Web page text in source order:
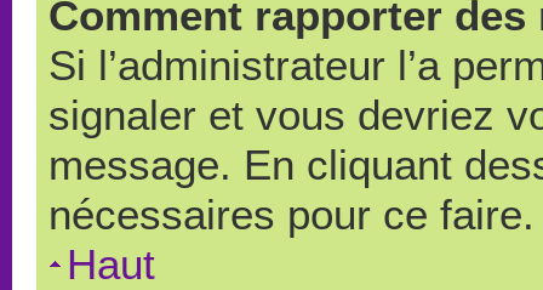
Comment rapporter
Si l’administrateur l’a
signaler et vous devriez
message. En cliquant
nécessaires pour ce faire.
Haut